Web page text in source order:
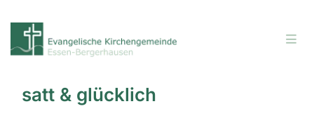
satt & glücklich